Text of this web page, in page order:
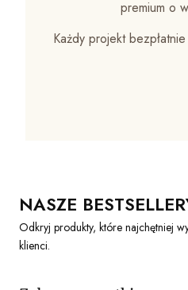
premium o
Każdy projekt
NASZE
Odkryj produkty, które najchętniej
klienci.